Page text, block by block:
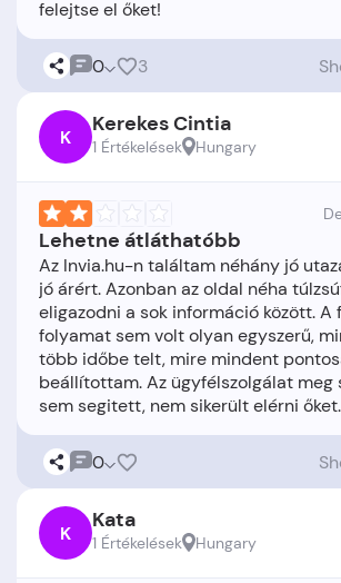
0 3
K Kerekes Cintia
1 Értékelések Hungary
Lehetne átláthatóbb
Az Invia.hu-n találtam néhány jó
jó árért. Azonban az oldal néha
eligazodni a sok információ között. A
folyamat sem volt olyan egyszerű,
több időbe telt, mire mindent
beállítottam. Az ügyfélszolgálat meg
0
K Kata
1 Értékelések Hungary